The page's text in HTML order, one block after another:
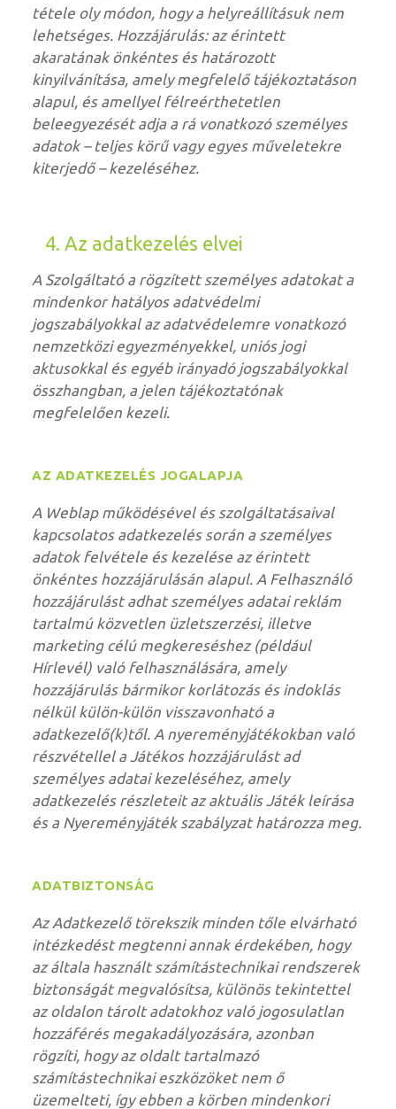
tétele oly módon, hogy a helyreállításuk nem
lehetséges. Hozzájárulás: az érintett
akaratának önkéntes és határozott
kinyilvánítása, amely megfelelő tájékoztatáson
alapul, és amellyel félreérthetetlen
beleegyezését adja a rá vonatkozó személyes
adatok – teljes körű vagy egyes műveletekre
kiterjedő – kezeléséhez.
4. Az adatkezelés elvei
A Szolgáltató a rögzített személyes adatokat a
mindenkor hatályos adatvédelmi
jogszabályokkal az adatvédelemre vonatkozó
nemzetközi egyezményekkel, uniós jogi
aktusokkal és egyéb irányadó jogszabályokkal
összhangban, a jelen tájékoztatónak
megfelelően kezeli.
AZ ADATKEZELÉS JOGALAPJA
A Weblap működésével és szolgáltatásaival
kapcsolatos adatkezelés során a személyes
adatok felvétele és kezelése az érintett
önkéntes hozzájárulásán alapul. A Felhasználó
hozzájárulást adhat személyes adatai reklám
tartalmú közvetlen üzletszerzési, illetve
marketing célú megkereséshez (például
Hírlevél) való felhasználására, amely
hozzájárulás bármikor korlátozás és indoklás
nélkül külön-külön visszavonható a
adatkezelő(k)től. A nyereményjátékokban való
részvétellel a Játékos hozzájárulást ad
személyes adatai kezeléséhez, amely
adatkezelés részleteit az aktuális Játék leírása
és a Nyereményjáték szabályzat határozza meg.
ADATBIZTONSÁG
Az Adatkezelő törekszik minden tőle elvárható
intézkedést megtenni annak érdekében, hogy
az általa használt számítástechnikai rendszerek
biztonságát megvalósítsa, különös tekintettel
az oldalon tárolt adatokhoz való jogosulatlan
hozzáférés megakadályozására, azonban
rögzíti, hogy az oldalt tartalmazó
számítástechnikai eszközöket nem ő
üzemelteti, így ebben a körben mindenkori